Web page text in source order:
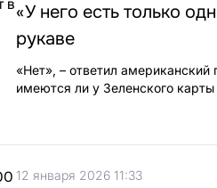
«У него есть только
рукаве
«Нет», – ответил американский
имеются ли у Зеленского карты
12 января 2026 11:33